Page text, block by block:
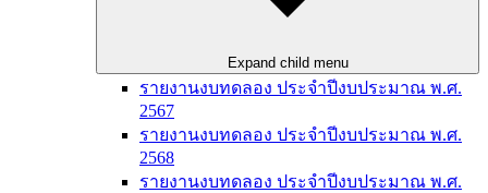
Expand child menu
รายงานงบทดลอง ประจำปีงบประมาณ พ.ศ.
2567
รายงานงบทดลอง ประจำปีงบประมาณ พ.ศ.
2568
รายงานงบทดลอง ประจำปีงบประมาณ พ.ศ.